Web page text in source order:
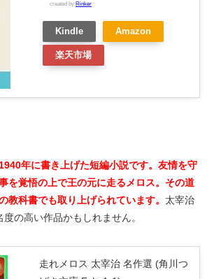
created by Rinker
Kindle Amazon
楽天市場
年に書き上げた短編小説です。友情を守
を覚悟の上で王の元に走るメロス。その道
教科書でも取り上げられています。 太宰治
の高い作品かもしれません。
走れメロス 太宰治 名作選 (角川つ